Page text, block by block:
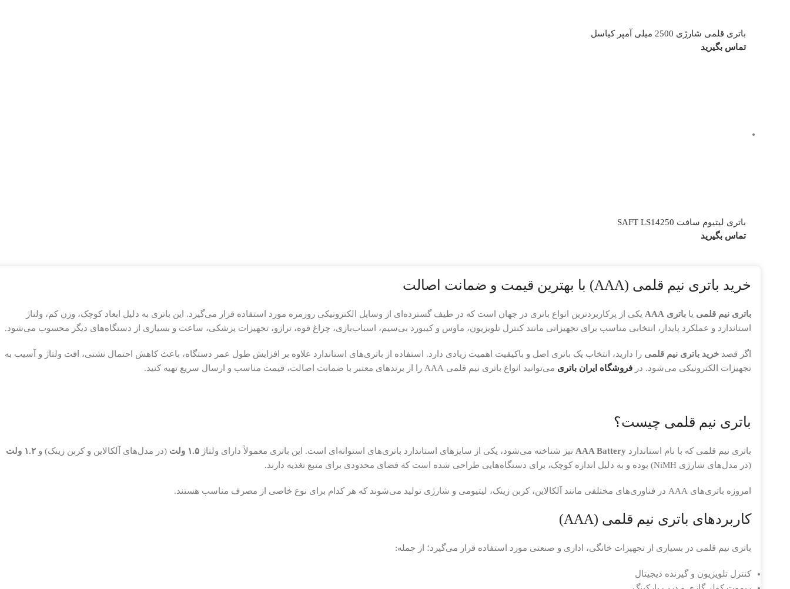
باتری قلمی شارژی 2500 میلی آمپر کیاسل
تماس بگیرید
باتری لیتیوم سافت SAFT LS14250
تماس بگیرید
خرید باتری نیم قلمی (AAA) با بهترین قیمت و ضمانت اصالت
باتری نیم قلمی یا باتری AAA
یکی از پرکاربردترین انواع باتری در جهان است که در طیف گسترده‌ای از وسایل الکترونیکی روزمره مورد استفاده قرار می‌گیرد. این باتری به دلیل ابعاد کوچک، وزن کم، ولتاژ
استاندارد و عملکرد پایدار، انتخابی مناسب برای تجهیزاتی مانند کنترل تلویزیون، ماوس و کیبورد بی‌سیم، اسباب‌بازی، چراغ قوه، ترازو، تجهیزات پزشکی، ساعت و بسیاری از دستگاه‌های دیگر محسوب می‌شود.
اگر قصد خرید باتری نیم قلمی را دارید، انتخاب یک باتری اصل و باکیفیت اهمیت زیادی دارد. استفاده از باتری‌های استاندارد علاوه بر افزایش طول عمر دستگاه، باعث کاهش احتمال نشتی، افت ولتاژ و آسیب به
تجهیزات الکترونیکی می‌شود. در فروشگاه ایران باتری می‌توانید انواع باتری نیم قلمی AAA را از برندهای معتبر با ضمانت اصالت، قیمت مناسب و ارسال سریع تهیه کنید.
باتری نیم قلمی چیست؟
باتری نیم قلمی که با نام استاندارد AAA Battery نیز شناخته می‌شود، یکی از سایزهای استاندارد باتری‌های استوانه‌ای است. این باتری معمولاً دارای ولتاژ ۱.۵ ولت (در مدل‌های آلکالاین و کربن زینک) و ۱.۲ ولت
(در مدل‌های شارژی NiMH) بوده و به دلیل اندازه کوچک، برای دستگاه‌هایی طراحی شده است که فضای محدودی برای منبع تغذیه دارند.
امروزه باتری‌های AAA در فناوری‌های مختلفی مانند آلکالاین، کربن زینک، لیتیومی و شارژی تولید می‌شوند که هر کدام برای نوع خاصی از مصرف مناسب هستند.
کاربردهای باتری نیم قلمی (AAA)
باتری نیم قلمی در بسیاری از تجهیزات خانگی، اداری و صنعتی مورد استفاده قرار می‌گیرد؛ از جمله:
کنترل تلویزیون و گیرنده دیجیتال